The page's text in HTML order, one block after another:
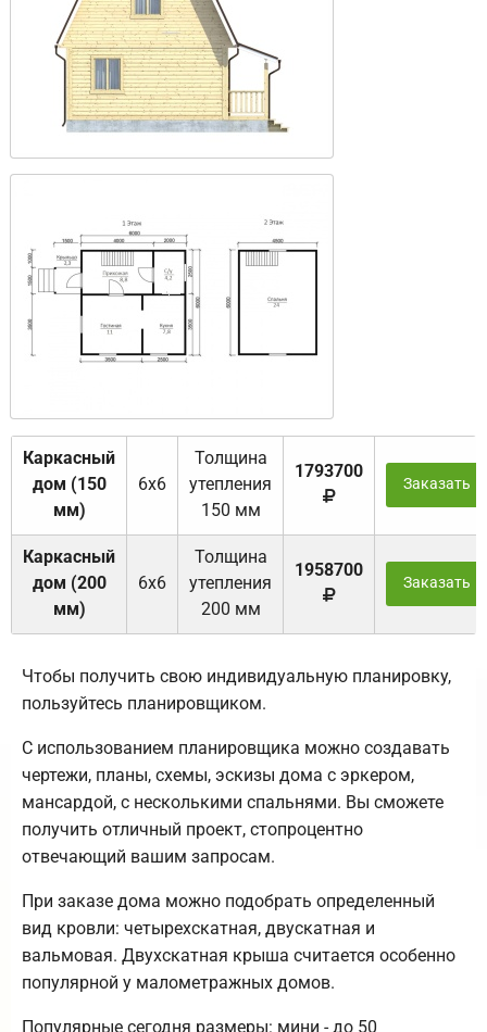
Каркасный
дом (150
мм)
6х6
Толщина
утепления
150 мм
1793700
Заказать
Каркасный
дом (200
мм)
6х6
Толщина
утепления
200 мм
1958700
Заказать
Чтобы получить свою индивидуальную планировку,
пользуйтесь планировщиком.
С использованием планировщика можно создавать
чертежи, планы, схемы, эскизы дома с эркером,
мансардой, с несколькими спальнями. Вы сможете
получить отличный проект, стопроцентно
отвечающий вашим запросам.
При заказе дома можно подобрать определенный
вид кровли: четырехскатная, двускатная и
вальмовая. Двухскатная крыша считается особенно
популярной у малометражных домов.
Популярные сегодня размеры: мини - до 50